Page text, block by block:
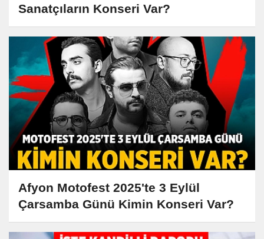
Sanatçıların Konseri Var?
Afyon Motofest 2025'te 3 Eylül
Çarsamba Günü Kimin Konseri Var?